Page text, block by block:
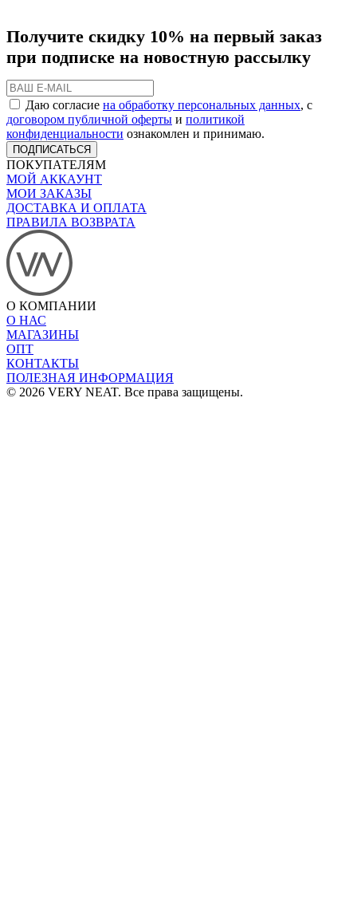
Получите скидку 10% на первый заказ
при подписке на новостную рассылку
Даю согласие на обработку персональных данных, с
договором публичной оферты и политикой
конфиденциальности ознакомлен и принимаю.
ПОДПИСАТЬСЯ
ПОКУПАТЕЛЯМ
МОЙ АККАУНТ
МОИ ЗАКАЗЫ
ДОСТАВКА И ОПЛАТА
ПРАВИЛА ВОЗВРАТА
О КОМПАНИИ
О НАС
МАГАЗИНЫ
ОПТ
КОНТАКТЫ
ПОЛЕЗНАЯ ИНФОРМАЦИЯ
© 2026 VERY NEAT. Все права защищены.